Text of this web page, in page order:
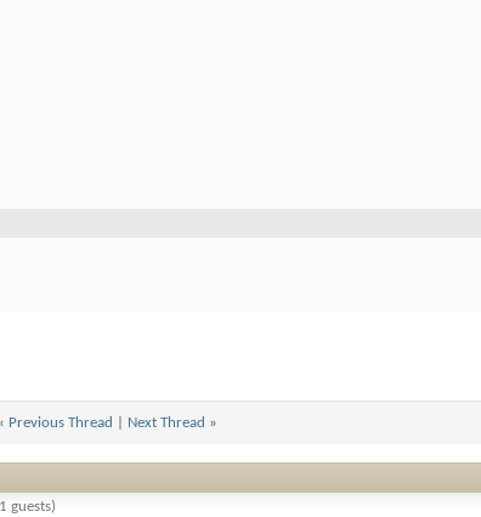
Previous Thread Next Thread »
guests)